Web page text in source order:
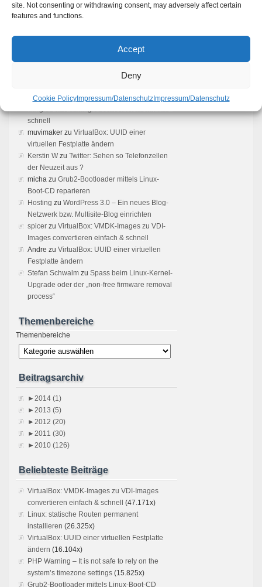
site. Not consenting or withdrawing consent, may adversely affect certain
features and functions.
Accept
Deny
Cookie PolicyImpressum/DatenschutzImpressum/Datenschutz
Vmware server: Browser does not load user
Zugriff auf die Weboberfläche möglich –
VMWare Server 2 Web Interface not loading -
VMware 2.x: Kein Zugriff auf die
bridas atornilladaszuVirtualBox: VMDK-
schnell
muvimaker zu VirtualBox: UUID einer
virtuellen Festplatte ändern
Kerstin Wzu Twitter: Sehen so Telefonzellen
der Neuzeit aus ?
micha zu Grub2-Bootloader mittels Linux-
Boot-CD reparieren
Hosting zu WordPress 3.0 – Ein neues Blog-
Netzwerk bzw. Multisite-Blog einrichten
spicer zu VirtualBox: VMDK-Images zu VDI-
Images convertieren einfach & schnell
Andre zu VirtualBox: UUID einer virtuellen
Festplatte ändern
Stefan Schwalm zu Spass beim Linux-Kernel-
Upgrade oder der „non-free firmware removal
process“
Themenbereiche
Themenbereiche
Beitragsarchiv
►2014 (1)
►2013 (5)
►2012 (20)
►2011 (30)
►2010 (126)
Beliebteste Beiträge
VirtualBox: VMDK-Images zu VDI-Images
convertieren einfach & schnell (47.171x)
Linux: statische Routen permanent
installieren (26.325x)
VirtualBox: UUID einer virtuellen Festplatte
ändern (16.104x)
PHP Warning – It is not safe to rely on the
system’s timezone settings (15.825x)
Grub2-Bootloader mittels Linux-Boot-CD